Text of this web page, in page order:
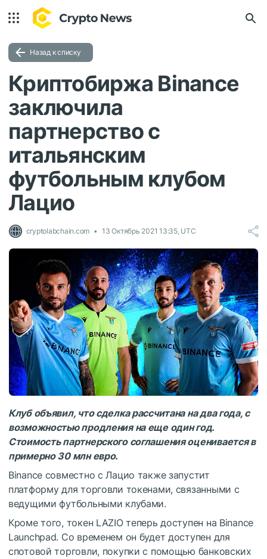
Назад к списку
Криптобиржа Binance
заключила
партнерство с
итальянским
футбольным клубом
Лацио
cryptolabchain.com 13 Октябрь 2021 13:35, UTC
Клуб объявил, что сделка рассчитана на два года, с
возможностью продления на еще один год.
Стоимость партнерского соглашения оценивается в
примерно 30 млн евро.
Binance совместно с Лацио также запустит
платформу для торговли токенами, связанными с
ведущими футбольными клубами.
Кроме того, токен LAZIO теперь доступен на Binance
Launchpad. Со временем он будет доступен для
спотовой торговли, покупки с помощью банковских